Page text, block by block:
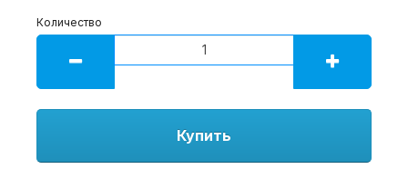
Количество
Купить